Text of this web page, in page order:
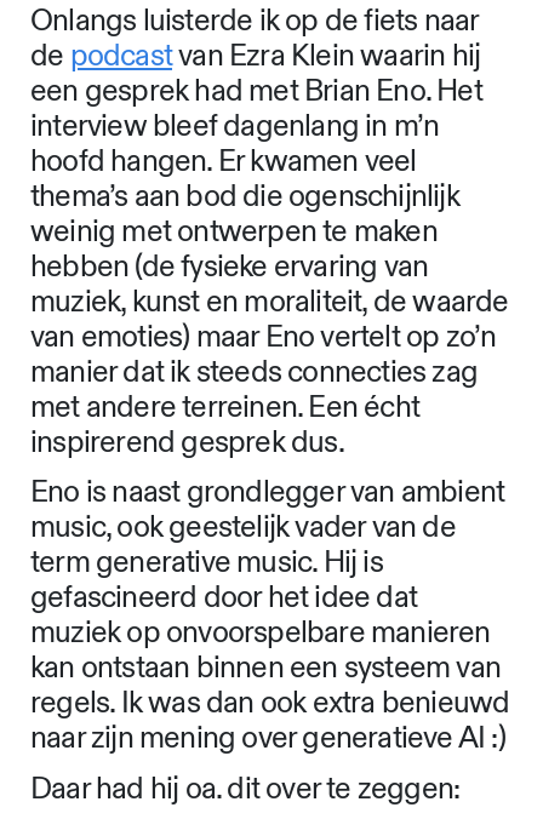
Onlangs luisterde ik op de fiets naar
de podcastvan Ezra Klein waarin hij
een gesprek had met Brian Eno. Het
interview bleef dagenlang in m’n
hoofd hangen. Er kwamen veel
thema’s aan bod die ogenschijnlijk
weinig met ontwerpen te maken
hebben (de fysieke ervaring van
muziek, kunst en moraliteit, de waarde
van emoties) maar Eno vertelt op zo’n
manier dat ik steeds connecties zag
met andere terreinen. Een écht
inspirerend gesprek dus.
Eno is naast grondlegger van ambient
music, ook geestelijk vader van de
term generative music. Hij is
gefascineerd door het idee dat
muziek op onvoorspelbare manieren
kan ontstaan binnen een systeem van
regels. Ik was dan ook extra benieuwd
naar zijn mening over generatieve AI :)
Daar had hij oa. dit over te zeggen: